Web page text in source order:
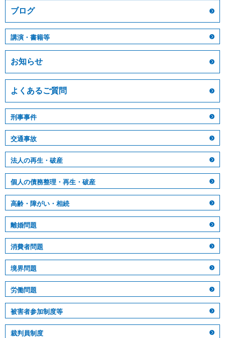
ブログ
講演・書籍等
お知らせ
よくあるご質問
刑事事件
交通事故
法人の再生・破産
個人の債務整理・再生・破産
高齢・障がい・相続
離婚問題
消費者問題
境界問題
労働問題
被害者参加制度等
裁判員制度